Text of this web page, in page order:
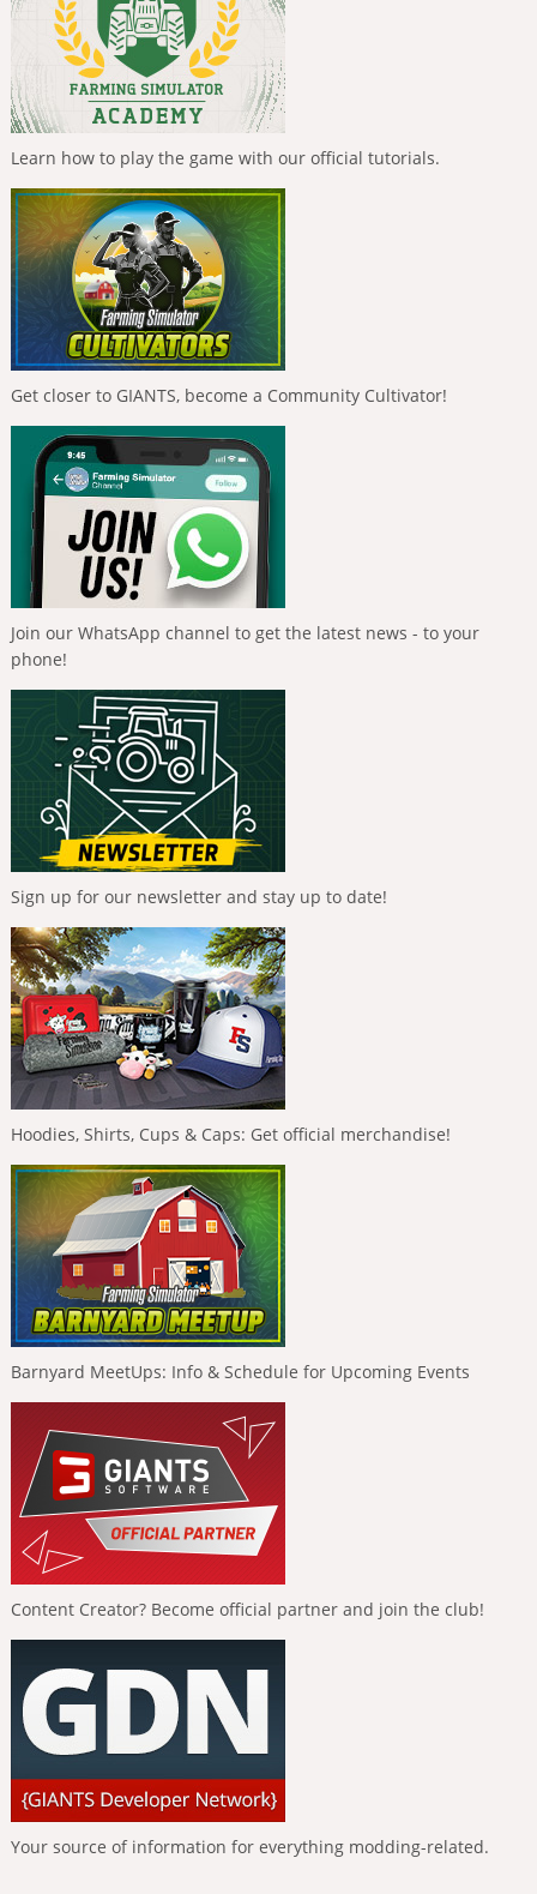
Learn how to play the game with our official tutorials.
Get closer to GIANTS, become a Community Cultivator!
Join our WhatsApp channel to get the latest news - to your
phone!
Sign up for our newsletter and stay up to date!
Hoodies, Shirts, Cups & Caps: Get official merchandise!
Barnyard MeetUps: Info & Schedule for Upcoming Events
Content Creator? Become official partner and join the club!
Your source of information for everything modding-related.